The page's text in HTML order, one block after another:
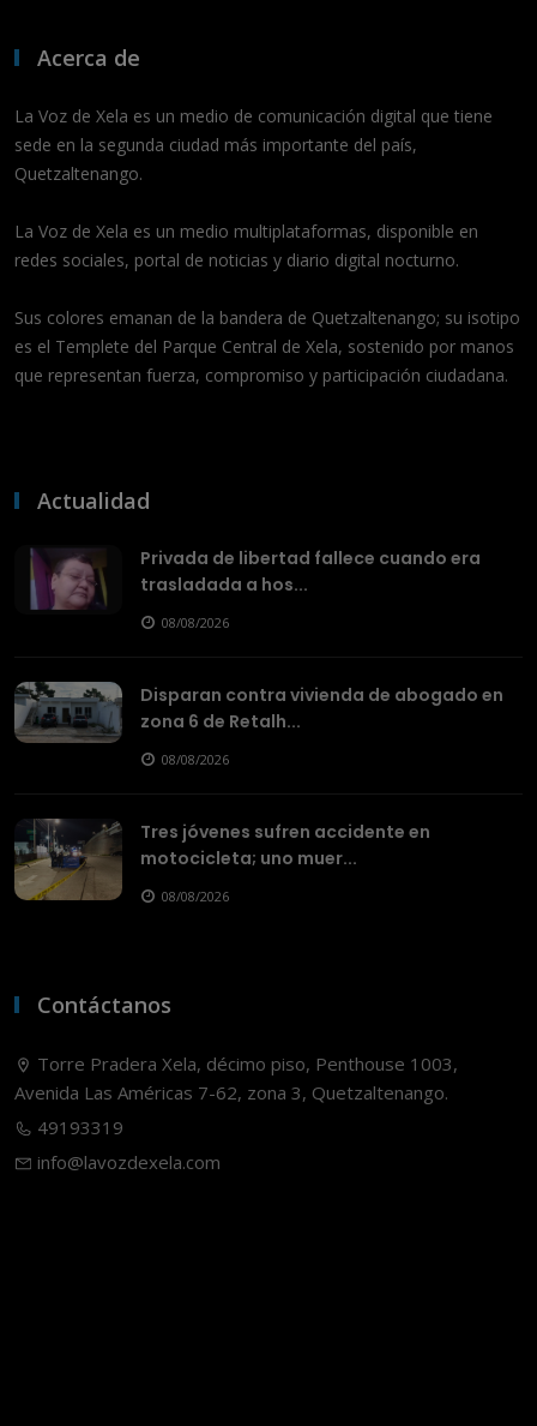
Acerca de
La Voz de Xela es un medio de comunicación digital que tiene
sede en la segunda ciudad más importante del país,
Quetzaltenango.
La Voz de Xela es un medio multiplataformas, disponible en
redes sociales, portal de noticias y diario digital nocturno.
Sus colores emanan de la bandera de Quetzaltenango; su isotipo
es el Templete del Parque Central de Xela, sostenido por manos
que representan fuerza, compromiso y participación ciudadana.
Actualidad
Privada de libertad fallece cuando era
trasladada a hos...
08/08/2026
Disparan contra vivienda de abogado en
zona 6 de Retalh...
08/08/2026
Tres jóvenes sufren accidente en
motocicleta; uno muer...
08/08/2026
Contáctanos
Torre Pradera Xela, décimo piso, Penthouse 1003,
Avenida Las Américas 7-62, zona 3, Quetzaltenango.
49193319
info@lavozdexela.com